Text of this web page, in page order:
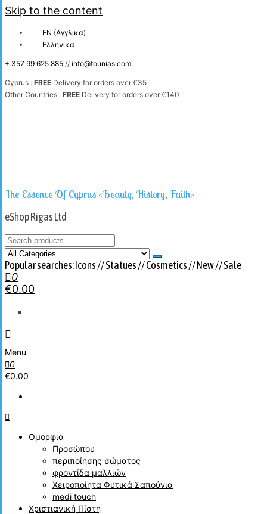
Skip to the content
EN (Αγγλικα)
Ελληνικα
+ 357 99 625 885 // info@tounias.com
Cyprus : FREE Delivery for orders over €35
Other Countries : FREE Delivery for orders over €140
The Essence Of Cyprus <Beauty, History, Faith>
eShop Rigas Ltd
Popular searches:Icons//Statues//Cosmetics//New//Sale
0
€0.00
Menu
0
€0.00
Ομορφιά
Προσώπου
περιποίησης σώματος
φροντίδα μαλλιών
Χειροποίητα Φυτικά Σαπούνια
medi touch
Χριστιανική Πίστη